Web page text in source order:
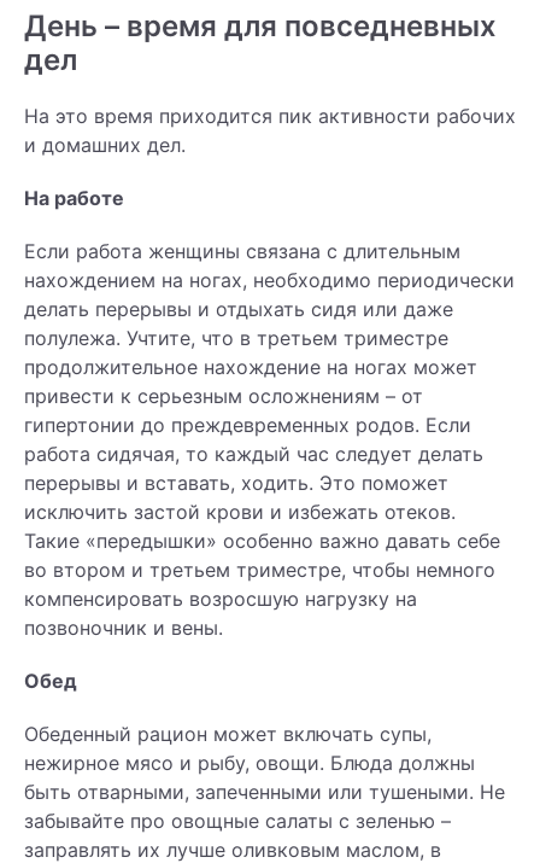
День – время для повседневных
дел
На это время приходится пик активности рабочих
и домашних дел.
На работе
Если работа женщины связана с длительным
нахождением на ногах, необходимо периодически
делать перерывы и отдыхать сидя или даже
полулежа. Учтите, что в третьем триместре
продолжительное нахождение на ногах может
привести к серьезным осложнениям – от
гипертонии до преждевременных родов. Если
работа сидячая, то каждый час следует делать
перерывы и вставать, ходить. Это поможет
исключить застой крови и избежать отеков.
Такие «передышки» особенно важно давать себе
во втором и третьем триместре, чтобы немного
компенсировать возросшую нагрузку на
позвоночник и вены.
Обед
Обеденный рацион может включать супы,
нежирное мясо и рыбу, овощи. Блюда должны
быть отварными, запеченными или тушеными. Не
забывайте про овощные салаты с зеленью –
заправлять их лучше оливковым маслом, в